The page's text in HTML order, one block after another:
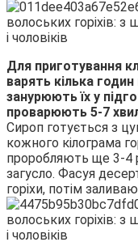
Для приготування
варять кілька
занурюють їх у
проварюють 5-7
Сироп готується з
кожного кілограма
проробляють ще 3-4
загусло. Фасуя
горіхи, потім